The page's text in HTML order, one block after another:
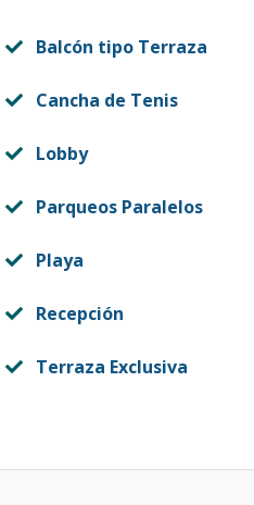
Balcón tipo Terraza
Cancha de Tenis
Lobby
Parqueos Paralelos
Playa
Recepción
Terraza Exclusiva